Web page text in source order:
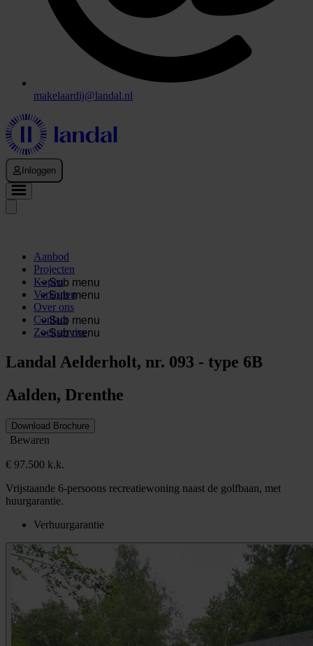
makelaardij@landal.nl
Inloggen
Aanbod
Projecten
Sub menu
Kopen
Sub menu
Verkopen
Over ons
Sub menu
Contact
Sub menu
Zoekservice
Landal Aelderholt, nr. 093 - type 6B
Aalden, Drenthe
Download Brochure
Bewaren
€ 97.500 k.k.
Vrijstaande 6-persoons recreatiewoning naast de golfbaan, met
huurgarantie.
Verhuurgarantie